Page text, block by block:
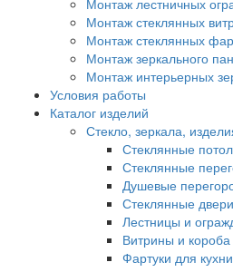
Монтаж лестничных
Монтаж стеклянных
Монтаж стеклянных
Монтаж зеркального
Монтаж интерьерных
Условия работы
Каталог изделий
Стекло, зеркала,
Стеклянные
Стеклянные
Душевые
Стеклянные двери
Лестницы и
Витрины и короба
Фартуки для кухни